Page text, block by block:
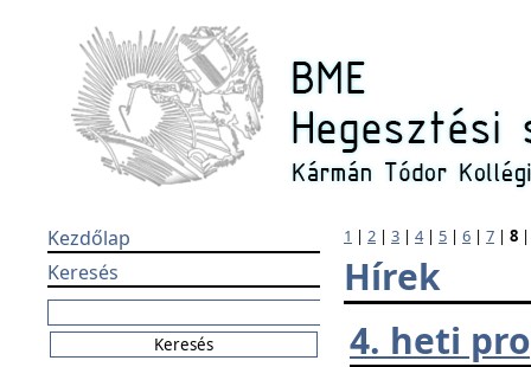
Kezdőlap
Keresés
1 | 2 | 3 | 4| 5 | 6 | 7 | 8
Hírek
4. heti